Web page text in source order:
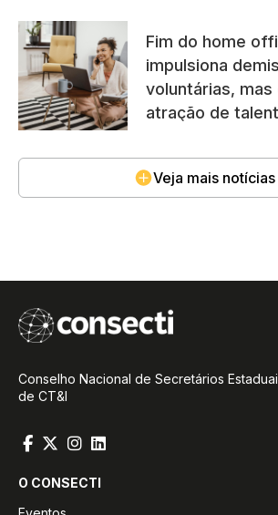
Fim do home
impulsiona
voluntárias,
atração de
Veja mais notícias
Conselho Nacional de Secretários
de CT&I
O CONSECTI